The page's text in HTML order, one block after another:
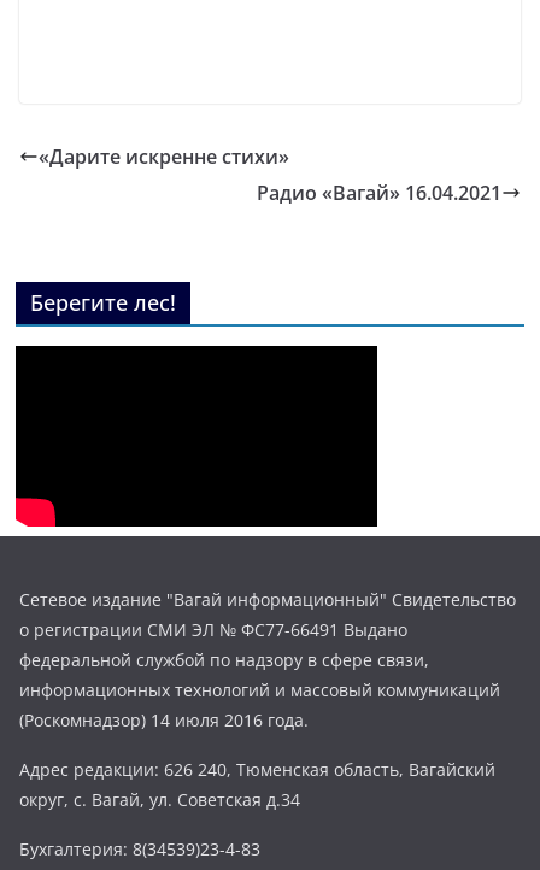
«Дарите искренне стихи»
Радио «Вагай» 16.04.2021
Берегите лес!
Сетевое издание "Вагай информационный" Свидетельство
о регистрации СМИ ЭЛ № ФС77-66491 Выдано
федеральной службой по надзору в сфере связи,
информационных технологий и массовый коммуникаций
(Роскомнадзор) 14 июля 2016 года.
Адрес редакции: 626 240, Тюменская область, Вагайский
округ, с. Вагай, ул. Советская д.34
Бухгалтерия: 8(34539)23-4-83